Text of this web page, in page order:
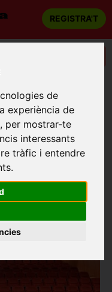
de
experiència de
per mostrar-te
interessants
tràfic i entendre
REGISTRA'T